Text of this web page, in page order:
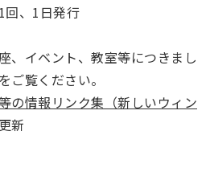
回、1日発行
、イベント、教室等につきまし
ご覧ください。
の情報リンク集（新しいウィン
新